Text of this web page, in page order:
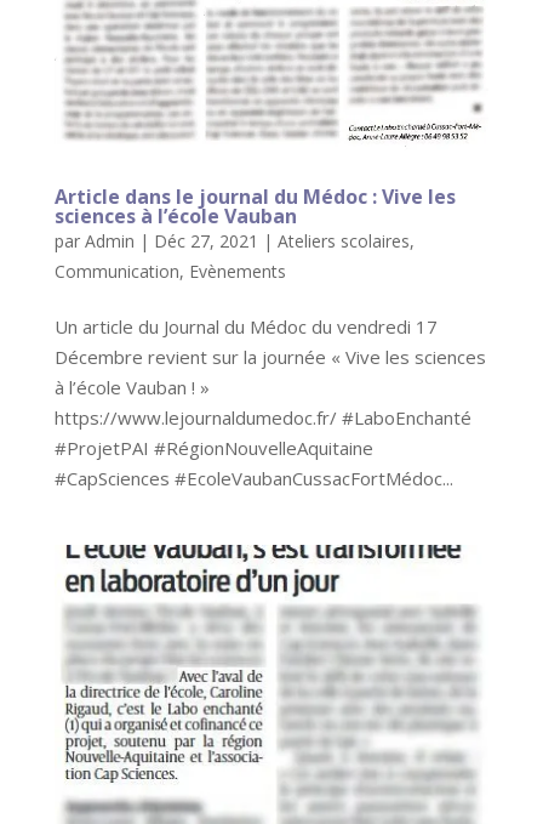
Article dans le journal du Médoc : Vive les
sciences à l’école Vauban
par Admin | Déc 27, 2021 | Ateliers scolaires,
Communication, Evènements
Un article du Journal du Médoc du vendredi 17
Décembre revient sur la journée « Vive les sciences
à l’école Vauban ! »
https://www.lejournaldumedoc.fr/ #LaboEnchanté
#ProjetPAI #RégionNouvelleAquitaine
#CapSciences #EcoleVaubanCussacFortMédoc...